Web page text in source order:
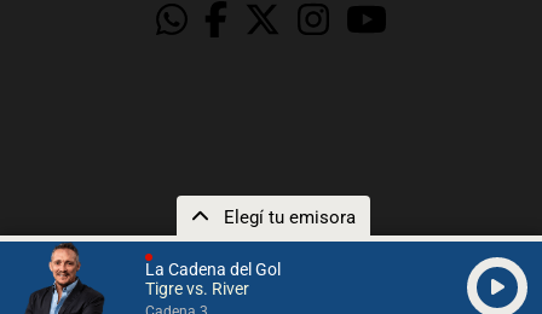
La Cadena del Gol
Tigre vs. River
Elegí tu emisora